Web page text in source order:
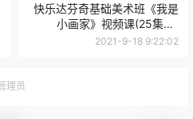
快乐达芬奇基础美术班《我是
小画家》视频课(25集全)
RMVB格式
2021-9-18 9:22:02
理员